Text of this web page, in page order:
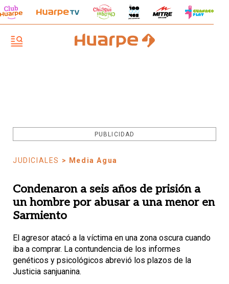
PUBLICIDAD
JUDICIALES > Media Agua
Condenaron a seis años de prisión a
un hombre por abusar a una menor en
Sarmiento
El agresor atacó a la víctima en una zona oscura cuando
iba a comprar. La contundencia de los informes
genéticos y psicológicos abrevió los plazos de la
Justicia sanjuanina.